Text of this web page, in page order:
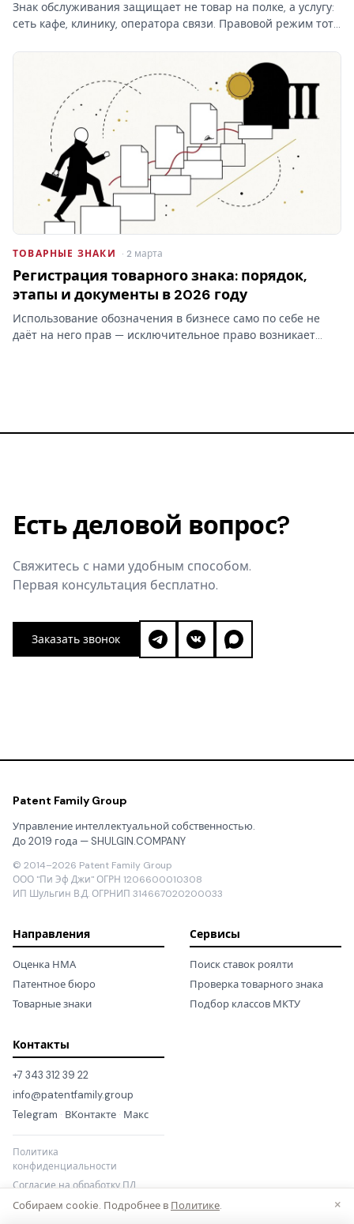
Знак обслуживания защищает не товар на полке, а услугу:
сеть кафе, клинику, оператора связи. Правовой режим тот
охраны — другие, и это меняет заявку.
ТОВАРНЫЕ ЗНАКИ · 2 марта
Регистрация товарного знака: порядок,
этапы и документы в 2026 году
Использование обозначения в бизнесе само по себе не
даёт на него прав — исключительное право возникает
Есть деловой вопрос?
Свяжитесь с нами удобным способом.
Первая консультация бесплатно.
Заказать звонок
Patent Family Group
Управление интеллектуальной собственностью.
До 2019 года — SHULGIN.COMPANY
© 2014–2026 Patent Family Group
ООО "Пи Эф Джи" ОГРН 1206600010308
ИП Шульгин В.Д. ОГРНИП 314667020200033
Направления
Оценка НМА
Патентное бюро
Товарные знаки
Сервисы
Поиск ставок роялти
Проверка товарного знака
Подбор классов МКТУ
Контакты
+7 343 312 39 22
info@patentfamily.group
Telegram · ВКонтакте · Макс
Политика
конфиденциальности
Согласие на обработку ПД
×
Собираем cookie. Подробнее в Политике.